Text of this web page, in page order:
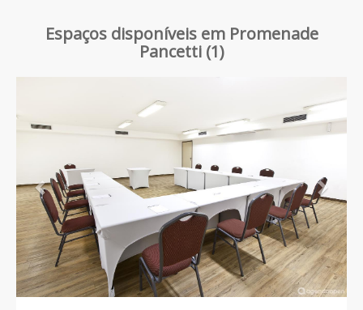
Espaços disponíveis em Promenade
Pancetti (1)